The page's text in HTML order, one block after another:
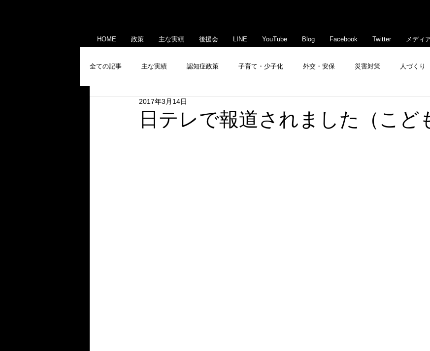
HOME 政策 主な実績 後援会 LINE YouTube Blog Facebook Twitter メディ
全ての記事 主な実績 認知症政策 子育て・少子化 外交・安保 災害対策 人づくり
メディア出演・掲載
日テレで報道されました（こど
2017年3月14日